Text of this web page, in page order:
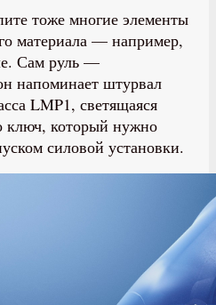
тоже многие элементы
материала — например,
Сам руль —
напоминает штурвал
LMP1, светящаяся
ключ, который нужно
силовой установки.